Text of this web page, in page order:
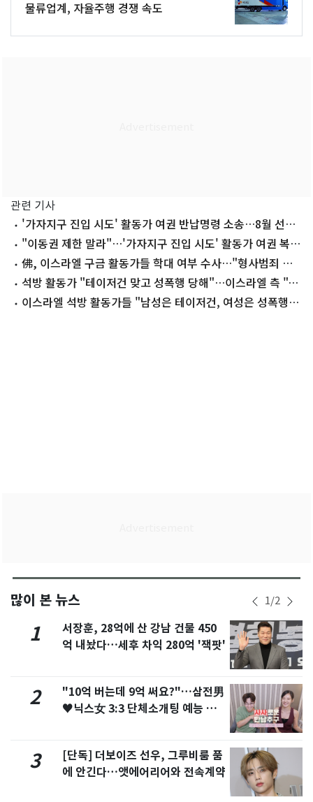
물류업계, 자율주행 경쟁 속도
관련 기사
'가자지구 진입 시도' 활동가 여권 반납명령 소송…8월 선고
(종합)
"이동권 제한 말라"…'가자지구 진입 시도' 활동가 여권 복구
촉구佛, 이스라엘 구금 활동가들 학대 여부 수사…"형사범죄 해
당"석방 활동가 "테이저건 맞고 성폭행 당해"…이스라엘 측 "근
거 없어"(종합)
이스라엘 석방 활동가들 "남성은 테이저건, 여성은 성폭행당
많이 본 뉴스 1/2
1
서장훈, 28억에 산 강남 건물 450
억 내놨다…세후 차익 280억 '잭팟'
2
"10억 버는데 9억 써요?"…삼전男
♥닉스女 3:3 단체소개팅 예능 화
3
[단독] 더보이즈 선우, 그루비룸 품
에 안긴다…앳에어리어와 전속계약